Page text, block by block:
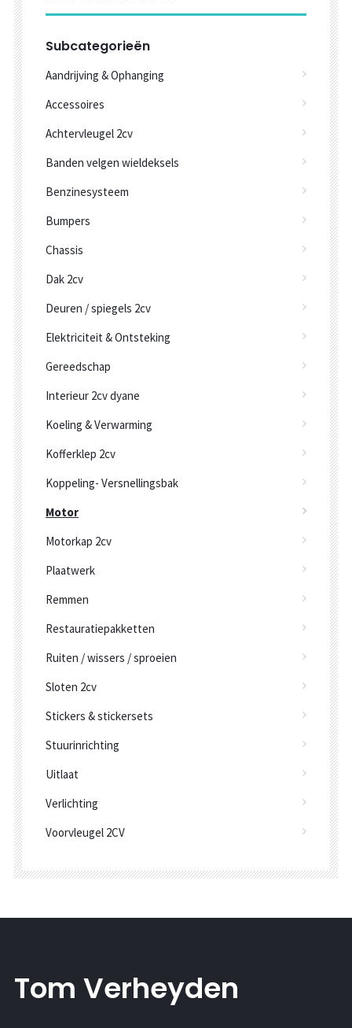
Subcategorieën
Aandrijving & Ophanging
Accessoires
Achtervleugel 2cv
Banden velgen wieldeksels
Benzinesysteem
Bumpers
Chassis
Dak 2cv
Deuren / spiegels 2cv
Elektriciteit & Ontsteking
Gereedschap
Interieur 2cv dyane
Koeling & Verwarming
Kofferklep 2cv
Koppeling- Versnellingsbak
Motor
Motorkap 2cv
Plaatwerk
Remmen
Restauratiepakketten
Ruiten / wissers / sproeien
Sloten 2cv
Stickers & stickersets
Stuurinrichting
Uitlaat
Verlichting
Voorvleugel 2CV
Tom Verheyden